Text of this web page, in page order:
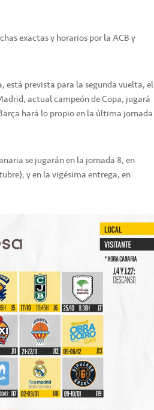
exactas y horarios por la ACB y
está prevista para la segunda vuelta, el
actual campeón de Copa, jugará
hará lo propio en la última jornada
se jugarán en la jornada 8, en
y en la vigésima entrega, en